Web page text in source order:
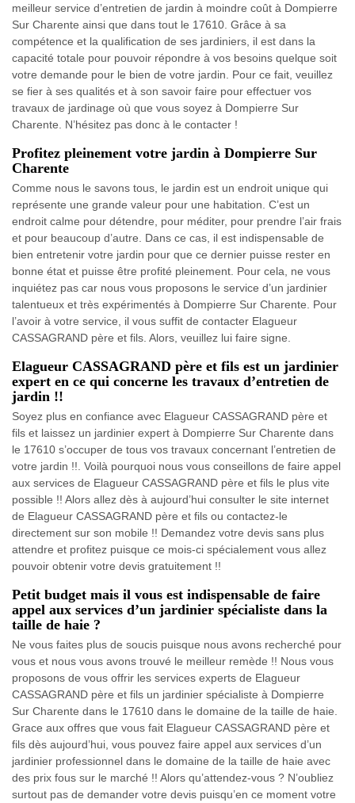
meilleur service d’entretien de jardin à moindre coût à Dompierre
Sur Charente ainsi que dans tout le 17610. Grâce à sa
compétence et la qualification de ses jardiniers, il est dans la
capacité totale pour pouvoir répondre à vos besoins quelque soit
votre demande pour le bien de votre jardin. Pour ce fait, veuillez
se fier à ses qualités et à son savoir faire pour effectuer vos
travaux de jardinage où que vous soyez à Dompierre Sur
Charente. N’hésitez pas donc à le contacter !
Profitez pleinement votre jardin à Dompierre Sur
Charente
Comme nous le savons tous, le jardin est un endroit unique qui
représente une grande valeur pour une habitation. C’est un
endroit calme pour détendre, pour méditer, pour prendre l’air frais
et pour beaucoup d’autre. Dans ce cas, il est indispensable de
bien entretenir votre jardin pour que ce dernier puisse rester en
bonne état et puisse être profité pleinement. Pour cela, ne vous
inquiétez pas car nous vous proposons le service d’un jardinier
talentueux et très expérimentés à Dompierre Sur Charente. Pour
l’avoir à votre service, il vous suffit de contacter Elagueur
CASSAGRAND père et fils. Alors, veuillez lui faire signe.
Elagueur CASSAGRAND père et fils est un jardinier
expert en ce qui concerne les travaux d’entretien de
jardin !!
Soyez plus en confiance avec Elagueur CASSAGRAND père et
fils et laissez un jardinier expert à Dompierre Sur Charente dans
le 17610 s’occuper de tous vos travaux concernant l’entretien de
votre jardin !!. Voilà pourquoi nous vous conseillons de faire appel
aux services de Elagueur CASSAGRAND père et fils le plus vite
possible !! Alors allez dès à aujourd’hui consulter le site internet
de Elagueur CASSAGRAND père et fils ou contactez-le
directement sur son mobile !! Demandez votre devis sans plus
attendre et profitez puisque ce mois-ci spécialement vous allez
pouvoir obtenir votre devis gratuitement !!
Petit budget mais il vous est indispensable de faire
appel aux services d’un jardinier spécialiste dans la
taille de haie ?
Ne vous faites plus de soucis puisque nous avons recherché pour
vous et nous vous avons trouvé le meilleur remède !! Nous vous
proposons de vous offrir les services experts de Elagueur
CASSAGRAND père et fils un jardinier spécialiste à Dompierre
Sur Charente dans le 17610 dans le domaine de la taille de haie.
Grace aux offres que vous fait Elagueur CASSAGRAND père et
fils dès aujourd’hui, vous pouvez faire appel aux services d’un
jardinier professionnel dans le domaine de la taille de haie avec
des prix fous sur le marché !! Alors qu’attendez-vous ? N’oubliez
surtout pas de demander votre devis puisqu’en ce moment votre